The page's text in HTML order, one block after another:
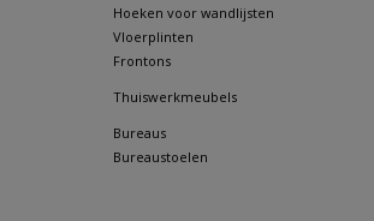
Hoeken voor wandlijsten
Vloerplinten
Frontons
Thuiswerkmeubels
Bureaus
Bureaustoelen